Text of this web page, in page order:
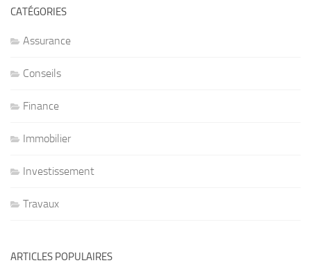
CATÉGORIES
Assurance
Conseils
Finance
Immobilier
Investissement
Travaux
ARTICLES POPULAIRES